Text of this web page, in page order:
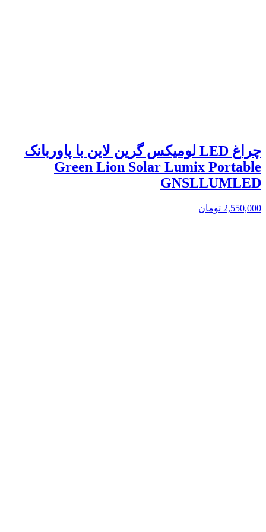
چراغ LED لومیکس گرین لاین با پاوربانک
Green Lion Solar Lumix Portable
GNSLLUMLED
2,550,000 تومان